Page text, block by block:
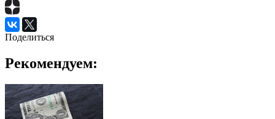
Поделиться
Рекомендуем: